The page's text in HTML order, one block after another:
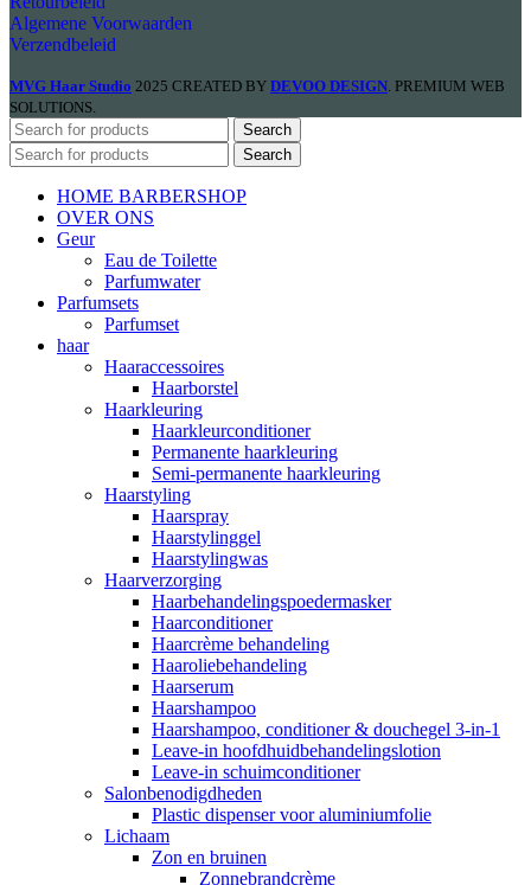
Algemene Voorwaarden
Verzendbeleid
MVG Haar Studio 2025 CREATED BY DEVOO DESIGN. PREMIUM WEB
SOLUTIONS.
Search
Search
HOME BARBERSHOP
OVER ONS
Geur
Eau de Toilette
Parfumwater
Parfumsets
Parfumset
haar
Haaraccessoires
Haarborstel
Haarkleuring
Haarkleurconditioner
Permanente haarkleuring
Semi-permanente haarkleuring
Haarstyling
Haarspray
Haarstylinggel
Haarstylingwas
Haarverzorging
Haarbehandelingspoedermasker
Haarconditioner
Haarcrème behandeling
Haaroliebehandeling
Haarserum
Haarshampoo
Haarshampoo, conditioner & douchegel 3-in-1
Leave-in hoofdhuidbehandelingslotion
Leave-in schuimconditioner
Salonbenodigdheden
Plastic dispenser voor aluminiumfolie
Lichaam
Zon en bruinen
Zonnebrandcrème